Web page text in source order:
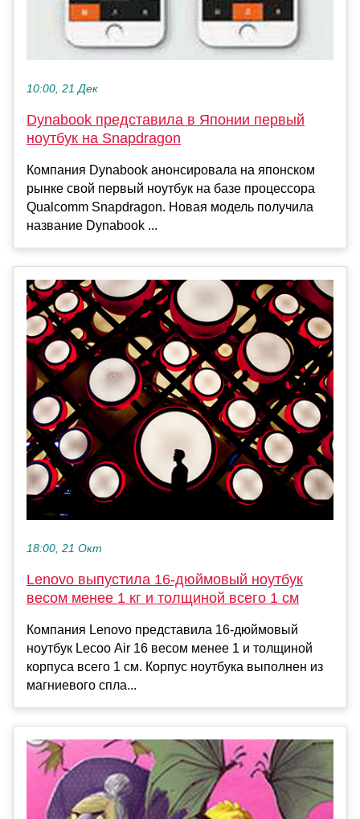
10:00, 21 Дек
Dynabook представила в Японии первый
ноутбук на Snapdragon
Компания Dynabook анонсировала на японском
рынке свой первый ноутбук на базе процессора
Qualcomm Snapdragon. Новая модель получила
название Dynabook ...
18:00, 21 Окт
Lenovo выпустила 16-дюймовый ноутбук
весом менее 1 кг и толщиной всего 1 см
Компания Lenovo представила 16-дюймовый
ноутбук Lecoo Air 16 весом менее 1 и толщиной
корпуса всего 1 см. Корпус ноутбука выполнен из
магниевого спла...